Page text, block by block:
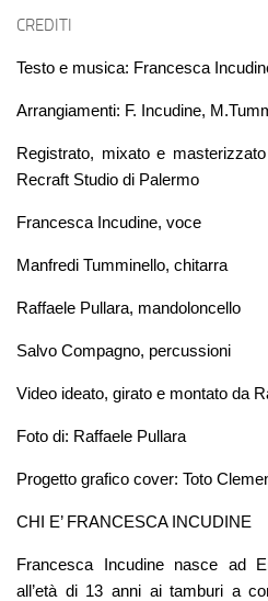
CREDITI
Testo e musica: Francesca
Arrangiamenti: F. Incudine,
Registrato, mixato e
Recraft Studio di Palermo
Francesca Incudine, voce
Manfredi Tumminello, chitarra
Raffaele Pullara, mandoloncello
Salvo Compagno, percussioni
Video ideato, girato e montato da
Foto di: Raffaele Pullara
Progetto grafico cover: Toto
CHI E’ FRANCESCA INCUDINE
Francesca Incudine nasce ad
all’età di 13 anni ai tamburi a